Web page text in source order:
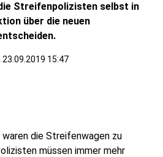
Streifenpolizisten selbst in
über die neuen
23.09.2019 15:47
die Streifenwagen zu
müssen immer mehr